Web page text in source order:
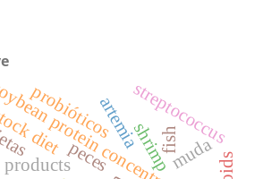
productsprotein concentrate
shrimp
fish
diet
probióticos streptococcus
peces
artemia
muda